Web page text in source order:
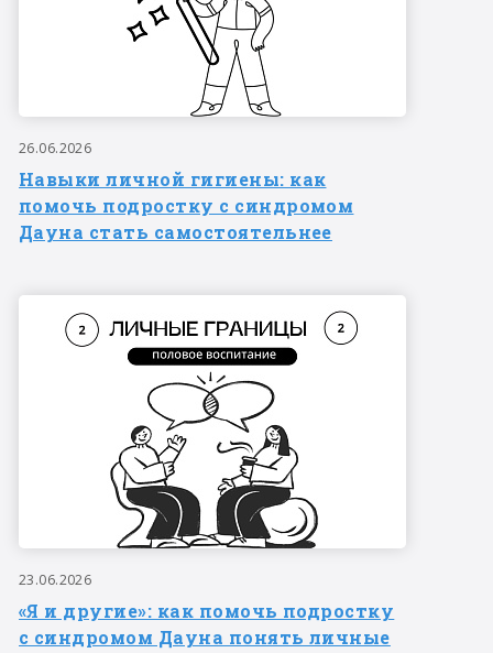
26.06.2026
Навыки личной гигиены: как
помочь подростку с синдромом
Дауна стать самостоятельнее
23.06.2026
«Я и другие»: как помочь подростку
с синдромом Дауна понять личные